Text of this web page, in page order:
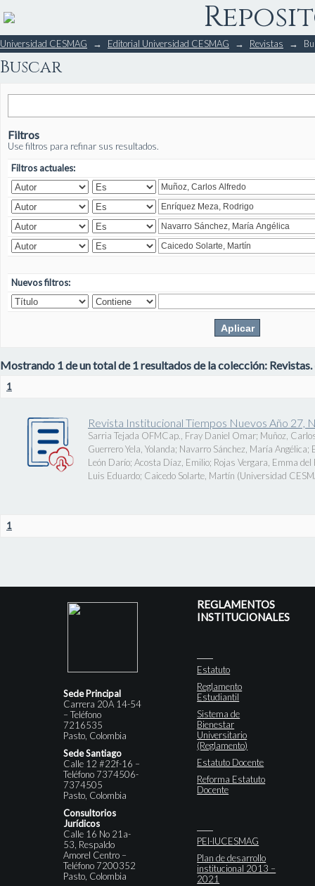
Buscar
Universidad CESMAG → Editorial Universidad CESMAG → Revistas →
Buscar
Filtros
Use filtros para refinar sus resultados.
Filtros actuales:
Nuevos filtros:
Mostrando 1 de un total de 1 resultados de la colección: Revistas.
1
Revista Institucional Tiempos Nuevos Año 27,
Sarria Tejada OFMCap., Fray Daniel Omar; Muñoz,
Guerrero Yela, Yolanda; Navarro Sánchez, María Angélica;
León Darío; Acosta Díaz, Emilio; Rojas Vergara, Emma del
Luis Eduardo; Caicedo Solarte, Martín (Universidad
1
Sede Principal
Carrera 20A 14-54
– Teléfono
7216535
Pasto, Colombia
Sede Santiago
Calle 12 #22f-16 –
Teléfono 7374506-
7374505
Pasto, Colombia
Consultorios
Jurídicos
Calle 16 No 21a-
53, Respaldo
Amorel Centro –
Teléfono 7200352
Pasto, Colombia
REGLAMENTOS
INSTITUCIONALES
Estatuto
Reglamento
Estudiantil
Sistema de
Bienestar
Universitario
(Reglamento)
Estatuto Docente
Reforma Estatuto
Docente
PEI-IUCESMAG
Plan de desarrollo
institucional 2013 –
2021